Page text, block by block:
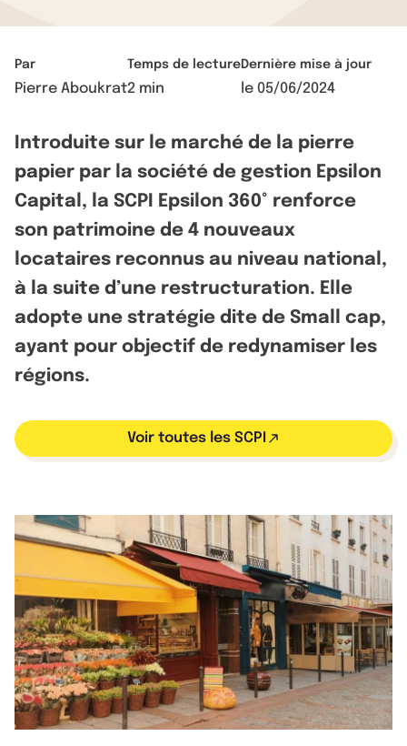
Par
Pierre Aboukrat
Temps de lecture
2 min
Dernière mise à jour
le 05/06/2024
Introduite sur le marché de la pierre
papier par la société de gestion Epsilon
Capital, la SCPI Epsilon 360° renforce
son patrimoine de 4 nouveaux
locataires reconnus au niveau national,
à la suite d’une restructuration. Elle
adopte une stratégie dite de Small cap,
ayant pour objectif de redynamiser les
régions.
Voir toutes les SCPI